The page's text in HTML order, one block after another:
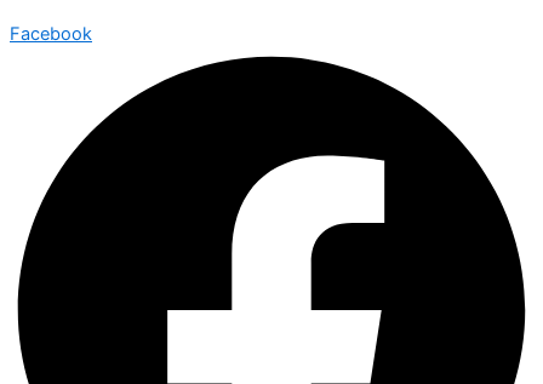
Facebook